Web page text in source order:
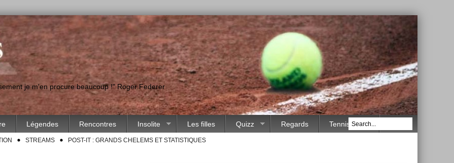
je m'en procure beaucoup !" Roger Federer
Légendes Rencontres Insolite Les filles Quizz Regards Tennis Race
STREAMS POST-IT : GRANDS CHELEMS ET STATISTIQUES